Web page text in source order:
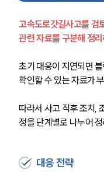
고속도로갓길사고를 검
관련 자료를 구분해 정
초기 대응이 지연되면
확인할 수 있는 자료가
따라서 사고 직후 조치,
정을 단계별로 나누어
대응 전략